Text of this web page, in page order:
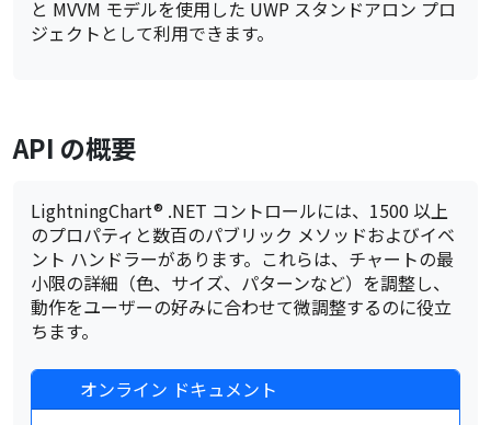
と MVVM モデルを使用した UWP スタンドアロン プロ
ジェクトとして利用できます。
API の概要
LightningChart® .NET コントロールには、1500 以上
のプロパティと数百のパブリック メソッドおよびイベ
ント ハンドラーがあります。これらは、チャートの最
小限の詳細（色、サイズ、パターンなど）を調整し、
動作をユーザーの好みに合わせて微調整するのに役立
ちます。
オンライン ドキュメント